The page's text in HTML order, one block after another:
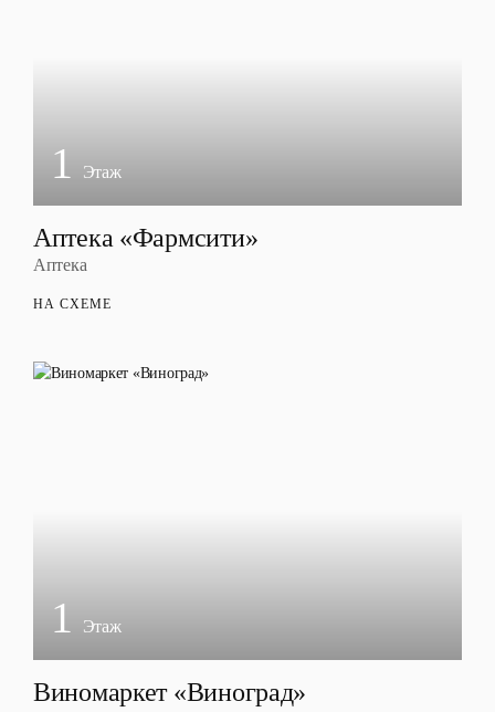
1 Этаж
Аптека «Фармсити»
Аптека
НА СХЕМЕ
1 Этаж
Виномаркет «Виноград»